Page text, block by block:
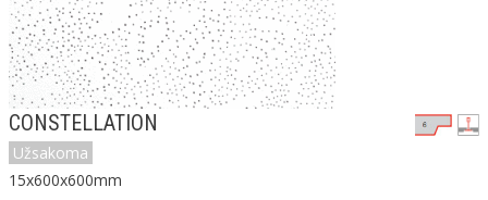
CONSTELLATION
Užsakoma
15x600x600mm